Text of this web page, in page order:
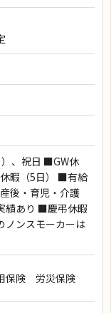
、祝日 ■GW休
暇（5日） ■有給
後・育児・介護
あり ■慶弔休暇
ノンスモーカーは
保険 労災保険